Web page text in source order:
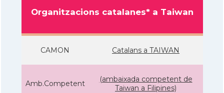
Organitzacions catalanes* a Taiwan
CAMON Catalans a TAIWAN
Amb.Competent
(ambaixada competent de
Taiwan a Filipines)